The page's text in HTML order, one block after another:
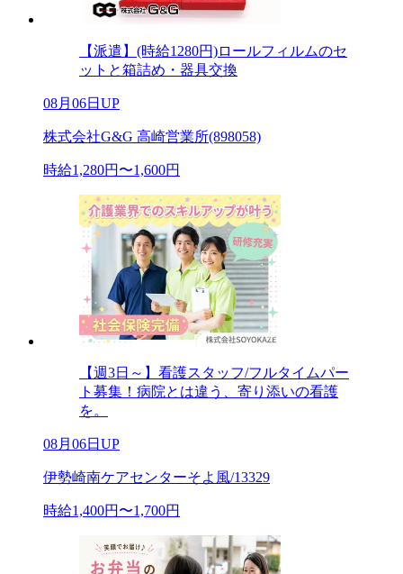
【派遣】(時給1280円)ロールフィルムのセ
ットと箱詰め・器具交換
08月06日UP
株式会社G&G 高崎営業所(898058)
時給1,280円〜1,600円
【週3日～】看護スタッフ/フルタイムパー
ト募集！病院とは違う、寄り添いの看護
を。
08月06日UP
伊勢崎南ケアセンターそよ風/13329
時給1,400円〜1,700円